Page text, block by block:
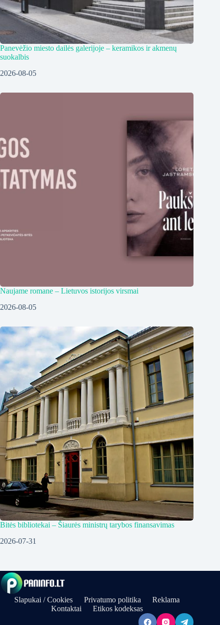
Panevėžio miesto dailės galerijoje – keramikos ir akmenų
suokalbis
2026-08-05
Naujame romane – Lietuvos istorijos virsmai
2026-08-05
Bitės bibliotekai – Šiaurės ministrų tarybos finansavimas
2026-07-31
Slapukai / Cookies Privatumo politika
Reklama
Kontaktai
Etikos kodeksas